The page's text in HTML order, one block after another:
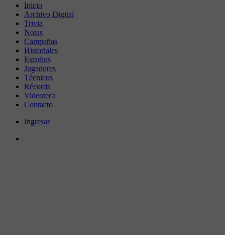
Inicio
Archivo Digital
Trivia
Notas
Campañas
Historiales
Estadios
Jugadores
Técnicos
Récords
Videoteca
Contacto
Ingresar